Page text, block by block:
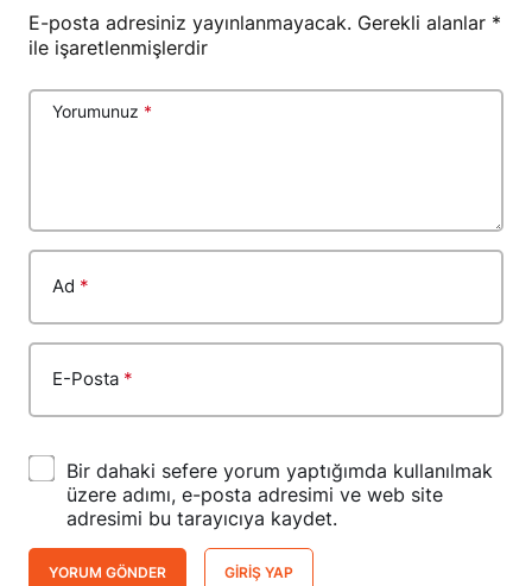
E-posta adresiniz yayınlanmayacak. Gerekli alanlar *
ile işaretlenmişlerdir
Yorumunuz *
Ad *
E-Posta *
Bir dahaki sefere yorum yaptığımda kullanılmak
üzere adımı, e-posta adresimi ve web site
adresimi bu tarayıcıya kaydet.
YORUM GÖNDER GIRIŞ YAP